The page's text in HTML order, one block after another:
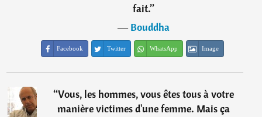
fait.”
―Bouddha
Facebook Twitter WhatsApp Image
“Vous, les hommes, vous êtes tous à votre
manière victimes d'une femme. Mais ça